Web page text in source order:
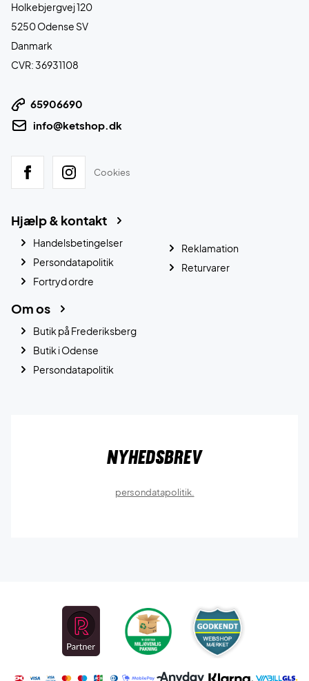
Holkebjergvej 120
5250 Odense SV
Danmark
CVR: 36931108
65906690
info@ketshop.dk
Cookies
Hjælp & kontakt
Handelsbetingelser
Persondatapolitik
Fortryd ordre
Reklamation
Returvarer
Om os
Butik på Frederiksberg
Butik i Odense
Persondatapolitik
Nyhedsbrev
persondatapolitik.